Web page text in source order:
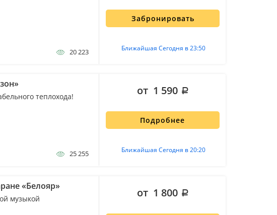
20 223
Забронировать
Ближайшая Сегодня в 23:50
теплохода!
25 255
Подробнее
Ближайшая Сегодня в 20:20
от 1 590
«Белояр»
музыкой от 1 800